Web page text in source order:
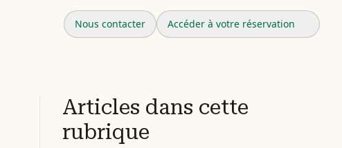
Nous contacter Accéder à votre réservation
Articles dans cette
rubrique